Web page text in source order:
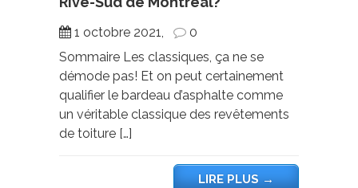
1 octobre 2021,
0
Sommaire Les classiques, ça ne se
démode pas! Et on peut certainement
qualifier le bardeau d’asphalte comme
un véritable classique des revêtements
de toiture […]
LIRE PLUS→